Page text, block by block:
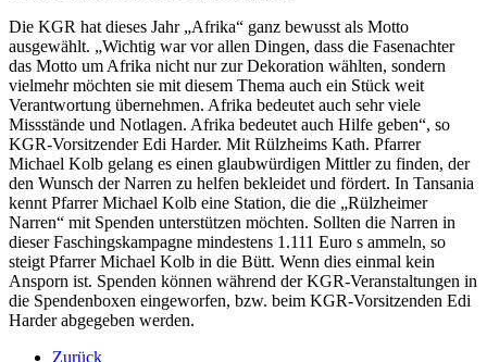
Die KGR hat dieses Jahr „Afrika“ ganz bewusst als Motto
ausgewählt. „Wichtig war vor allen Dingen, dass die Fasenachter
das Motto um Afrika nicht nur zur Dekoration wählten, sondern
vielmehr möchten sie mit diesem Thema auch ein Stück weit
Verantwortung übernehmen. Afrika bedeutet auch sehr viele
Missstände und Notlagen. Afrika bedeutet auch Hilfe geben“, so
KGR-Vorsitzender Edi Harder. Mit Rülzheims Kath. Pfarrer
Michael Kolb gelang es einen glaubwürdigen Mittler zu finden, der
den Wunsch der Narren zu helfen bekleidet und fördert. In Tansania
kennt Pfarrer Michael Kolb eine Station, die die „Rülzheimer
Narren“ mit Spenden unterstützen möchten. Sollten die Narren in
dieser Faschingskampagne mindestens 1.111 Euro s ammeln, so
steigt Pfarrer Michael Kolb in die Bütt. Wenn dies einmal kein
Ansporn ist. Spenden können während der KGR-Veranstaltungen in
die Spendenboxen eingeworfen, bzw. beim KGR-Vorsitzenden Edi
Harder abgegeben werden.
Zurück